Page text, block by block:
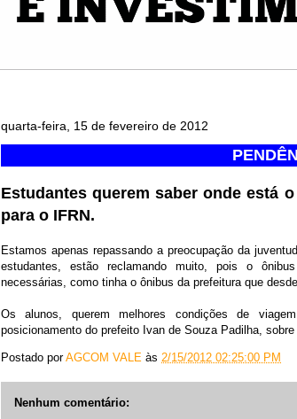
quarta-feira, 15 de fevereiro de 2012
Estudantes querem saber onde está
para o IFRN.
Estamos apenas repassando a preocupação da
estudantes, estão reclamando muito, pois o
necessárias, como tinha o ônibus da prefeitura que
Os alunos, querem melhores condições de
posicionamento do prefeito Ivan de Souza Padilha,
Postado porAGCOM VALE às 2/15/2012 02:25:00 PM
Nenhum comentário: